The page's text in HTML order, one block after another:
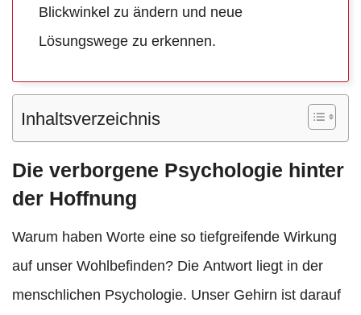
Blickwinkel zu ändern und neue
Lösungswege zu erkennen.
Inhaltsverzeichnis
Die verborgene Psychologie hinter
der Hoffnung
Warum haben Worte eine so tiefgreifende Wirkung
auf unser Wohlbefinden? Die Antwort liegt in der
menschlichen Psychologie. Unser Gehirn ist darauf